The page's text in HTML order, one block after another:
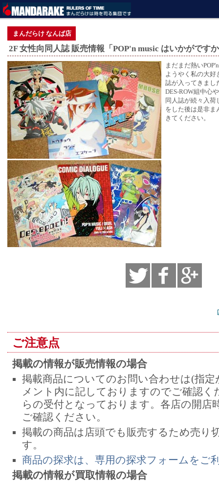
まんだらけ なんば店
2F 女性向同人誌 販売情報「POP'n music はいかがです
まだまだ熱い
ようやく私の大好
誌が入ってきまし
DES-ROW組中心
同人誌が続々入荷
をした後は是非ま
きてください。
ご注意点
掲載の情報が販売情報の場合
掲載商品についてのお問い合わせは(指
メント内に記しておりますのでご確認く
らの受付となっております。各店の開店
ご確認ください。
掲載の商品は店頭でも販売するため売り
す。
商品の探求は、専用の探求フォームをご
掲載の情報が買取情報の場合